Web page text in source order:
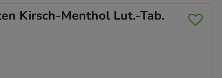
Kirsch-Menthol Lut.-Tab.